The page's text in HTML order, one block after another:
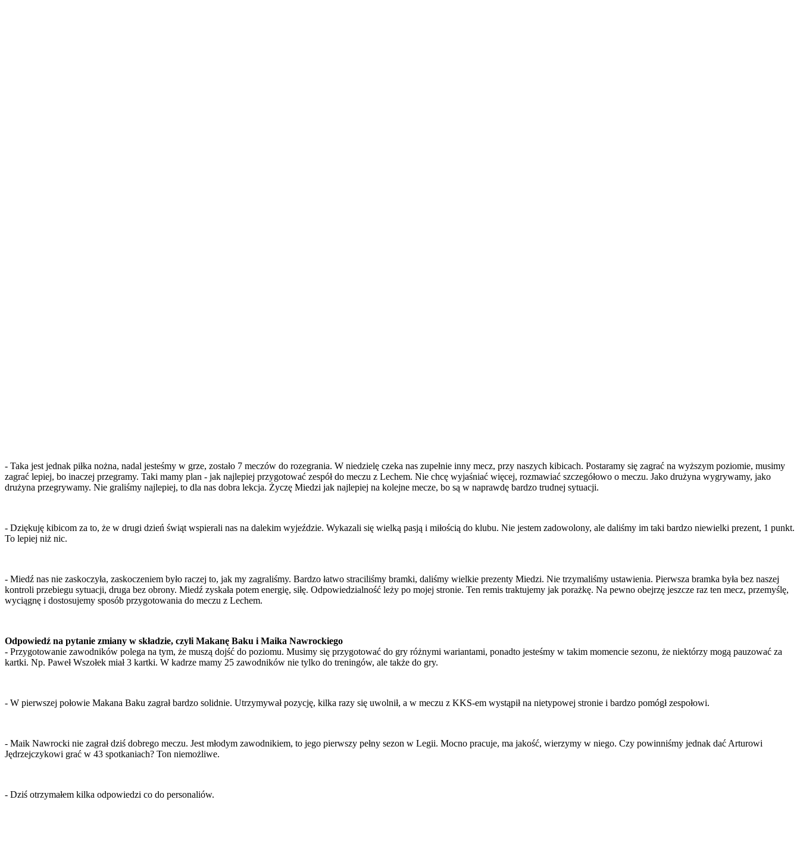
- Taka jest jednak piłka nożna, nadal jesteśmy w grze, zostało 7 meczów do rozegrania. W niedzielę czeka nas zupełnie inny mecz, przy naszych kibicach. Postaramy się zagrać na wyższym poziomie, musimy
zagrać lepiej, bo inaczej przegramy. Taki mamy plan - jak najlepiej przygotować zespół do meczu z Lechem. Nie chcę wyjaśniać więcej, rozmawiać szczegółowo o meczu. Jako drużyna wygrywamy, jako
drużyna przegrywamy. Nie graliśmy najlepiej, to dla nas dobra lekcja. Życzę Miedzi jak najlepiej na kolejne mecze, bo są w naprawdę bardzo trudnej sytuacji.
- Dziękuję kibicom za to, że w drugi dzień świąt wspierali nas na dalekim wyjeździe. Wykazali się wielką pasją i miłością do klubu. Nie jestem zadowolony, ale daliśmy im taki bardzo niewielki prezent, 1 punkt.
To lepiej niż nic.
- Miedź nas nie zaskoczyła, zaskoczeniem było raczej to, jak my zagraliśmy. Bardzo łatwo straciliśmy bramki, daliśmy wielkie prezenty Miedzi. Nie trzymaliśmy ustawienia. Pierwsza bramka była bez naszej
kontroli przebiegu sytuacji, druga bez obrony. Miedź zyskała potem energię, siłę. Odpowiedzialność leży po mojej stronie. Ten remis traktujemy jak porażkę. Na pewno obejrzę jeszcze raz ten mecz, przemyślę,
wyciągnę i dostosujemy sposób przygotowania do meczu z Lechem.
Odpowiedź na pytanie zmiany w składzie, czyli Makanę Baku i Maika Nawrockiego
- Przygotowanie zawodników polega na tym, że muszą dojść do poziomu. Musimy się przygotować do gry różnymi wariantami, ponadto jesteśmy w takim momencie sezonu, że niektórzy mogą pauzować za
kartki. Np. Paweł Wszołek miał 3 kartki. W kadrze mamy 25 zawodników nie tylko do treningów, ale także do gry.
- W pierwszej połowie Makana Baku zagrał bardzo solidnie. Utrzymywał pozycję, kilka razy się uwolnił, a w meczu z KKS-em wystąpił na nietypowej stronie i bardzo pomógł zespołowi.
- Maik Nawrocki nie zagrał dziś dobrego meczu. Jest młodym zawodnikiem, to jego pierwszy pełny sezon w Legii. Mocno pracuje, ma jakość, wierzymy w niego. Czy powinniśmy jednak dać Arturowi
Jędrzejczykowi grać w 43 spotkaniach? Ton niemożliwe.
- Dziś otrzymałem kilka odpowiedzi co do personaliów.